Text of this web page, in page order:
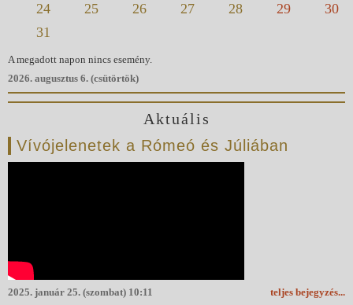
24
25 26 27 28 29
30
31
A megadott napon nincs esemény.
2026. augusztus 6. (csütörtök)
Aktuális
Vívójelenetek a Rómeó és Júliában
teljes bejegyzés...
2025. január 25. (szombat) 10:11